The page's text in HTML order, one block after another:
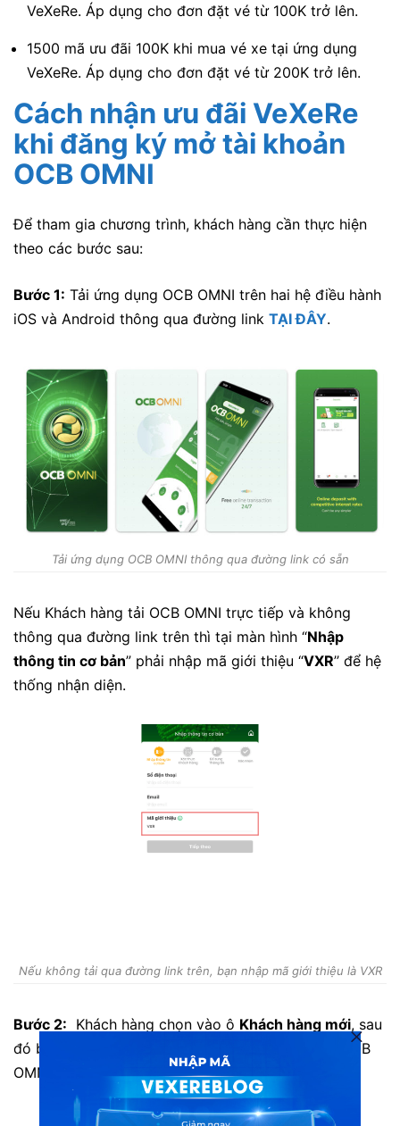
VeXeRe. Áp dụng cho đơn đặt vé từ 100K trở lên.
1500 mã ưu đãi 100K khi mua vé xe tại ứng dụng
VeXeRe. Áp dụng cho đơn đặt vé từ 200K trở lên.
Cách nhận ưu đãi VeXeRe
khi đăng ký mở tài khoản
OCB OMNI
Để tham gia chương trình, khách hàng cần thực hiện
theo các bước sau:
Bước 1: Tải ứng dụng OCB OMNI trên hai hệ điều hành
iOS và Android thông qua đường link TẠI ĐÂY.
Tải ứng dụng OCB OMNI thông qua đường link có sẵn
Nếu Khách hàng tải OCB OMNI trực tiếp và không
thông qua đường link trên thì tại màn hình “Nhập
thông tin cơ bản” phải nhập mã giới thiệu “VXR’’ để hệ
thống nhận diện.
Nếu không tải qua đường link trên, bạn nhập mã giới thiệu là VXR
Bước 2: Khách hàng chọn vào ô Khách hàng mới, sau
đó bấm
để tiến hành đăng ký tài khoản OCB
OMNI.